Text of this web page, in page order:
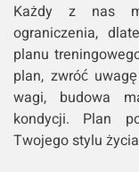
Każdy z nas
ograniczenia,
planu
plan, zwróć
wagi, budowa
kondycji. Plan
Twojego stylu